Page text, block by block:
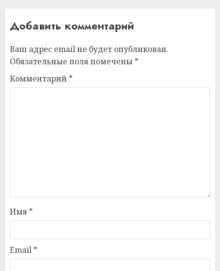
Добавить комментарий
Ваш адрес email не будет опубликован.
Обязательные поля помечены *
Комментарий *
Имя *
Email *